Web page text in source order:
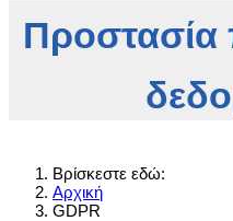
Βρίσκεστε εδώ:
Αρχική
GDPR